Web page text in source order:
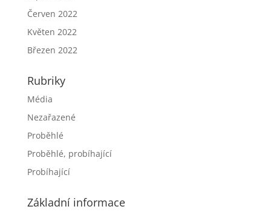
Červen 2022
Květen 2022
Březen 2022
Rubriky
Média
Nezařazené
Proběhlé
Proběhlé, probíhající
Probíhající
Základní informace